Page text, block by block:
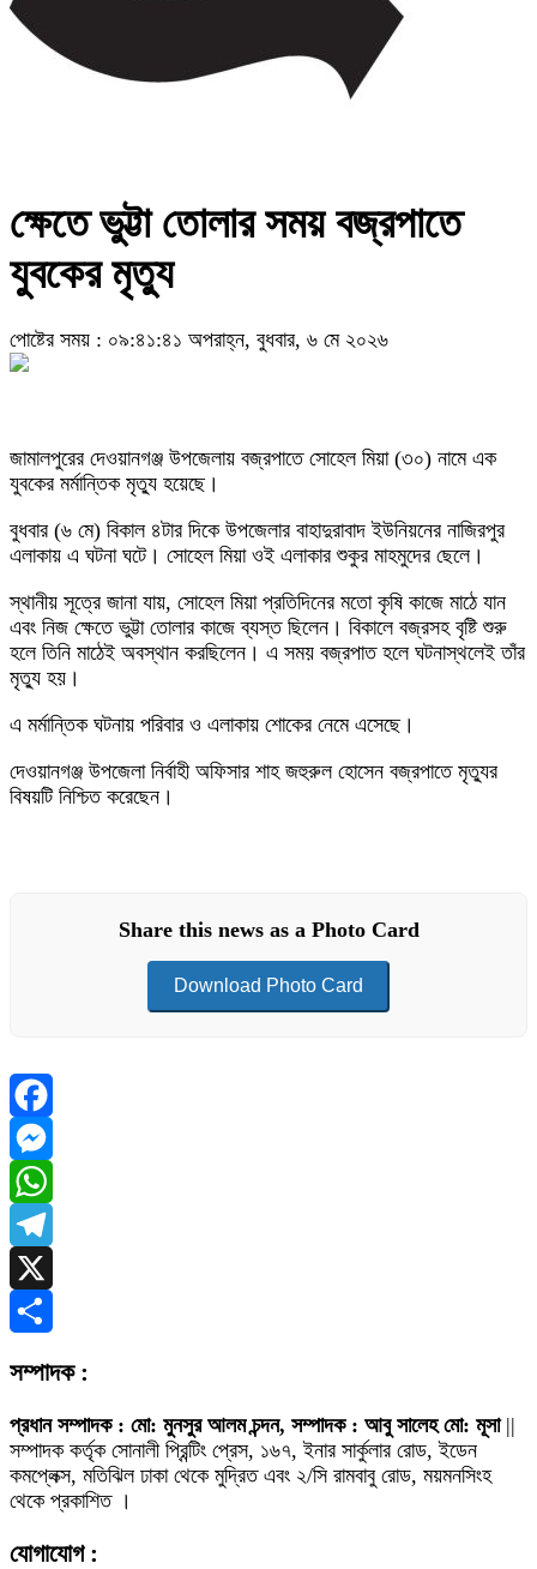
ক্ষেতে ভুট্টা তোলার সময় বজ্রপাতে
যুবকের মৃত্যু
পোষ্টের সময় : ০৯:৪১:৪১ অপরাহ্ন, বুধবার, ৬ মে ২০২৬
জামালপুরের দেওয়ানগঞ্জ উপজেলায় বজ্রপাতে সোহেল মিয়া (৩০) নামে এক
যুবকের মর্মান্তিক মৃত্যু হয়েছে।
বুধবার (৬ মে) বিকাল ৪টার দিকে উপজেলার বাহাদুরাবাদ ইউনিয়নের নাজিরপুর
এলাকায় এ ঘটনা ঘটে। সোহেল মিয়া ওই এলাকার শুকুর মাহমুদের ছেলে।
স্থানীয় সূত্রে জানা যায়, সোহেল মিয়া প্রতিদিনের মতো কৃষি কাজে মাঠে যান
এবং নিজ ক্ষেতে ভুট্টা তোলার কাজে ব্যস্ত ছিলেন। বিকালে বজ্রসহ বৃষ্টি শুরু
হলে তিনি মাঠেই অবস্থান করছিলেন। এ সময় বজ্রপাত হলে ঘটনাস্থলেই তাঁর
মৃত্যু হয়।
এ মর্মান্তিক ঘটনায় পরিবার ও এলাকায় শোকের নেমে এসেছে।
দেওয়ানগঞ্জ উপজেলা নির্বাহী অফিসার শাহ জহুরুল হোসেন বজ্রপাতে মৃত্যুর
বিষয়টি নিশ্চিত করেছেন।
Share this news as a Photo Card
Download Photo Card
Facebook
Messenger
WhatsApp
Telegram
X
সম্পাদক :
প্রধান সম্পাদক : মো: মুনসুর আলম চন্দন, সম্পাদক : আবু সালেহ মো: মূসা||
সম্পাদক কর্তৃক সোনালী প্রিন্টিং প্রেস, ১৬৭, ইনার সার্কুলার রোড, ইডেন
কমপ্লেক্স, মতিঝিল ঢাকা থেকে মুদ্রিত এবং ২/সি রামবাবু রোড, ময়মনসিংহ
থেকে প্রকাশিত ।
যোগাযোগ :